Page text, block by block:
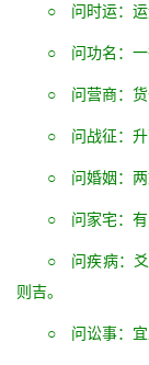
○ 问时运：运
○ 问功名：一
○ 问营商：货
○ 问战征：升
○ 问婚姻：两
○ 问家宅：有
○ 问疾病：爻
则吉。
○ 问讼事：宜